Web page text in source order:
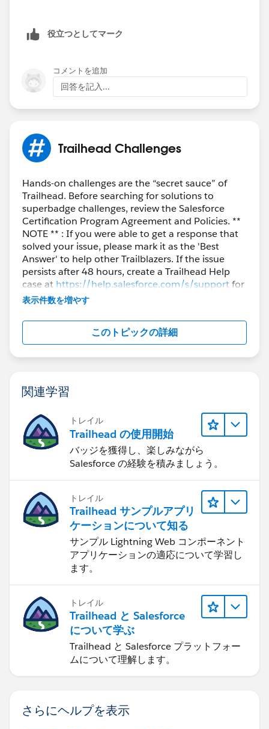
役立つとしてマーク
コメントを追加
回答を記入...
Trailhead Challenges
Hands-on challenges are the “secret sauce” of
Trailhead. Before searching for solutions to
superbadge challenges, review the Salesforce
Certification Program Agreement and Policies. **
NOTE ** : If you were able to get a response that
solved your issue, please mark it as the 'Best
Answer' to help other Trailblazers. If the issue
persists after 48 hours, create a Trailhead Help
case at https://help.salesforce.com/s/supportfor
further assistance.
表示件数を増やす
このトピックの詳細
関連学習
トレイル
Trailhead の使用開始
バッジを獲得し、楽しみながら
Salesforce の経験を積みましょう。
トレイル
Trailhead サンプルアプリ
ケーションについて知る
サンプル Lightning Web コンポーネント
アプリケーションの適応について学習し
ます。
トレイル
Trailhead と Salesforce
について学ぶ
Trailhead と Salesforce プラットフォー
ムについて理解します。
さらにヘルプを表示